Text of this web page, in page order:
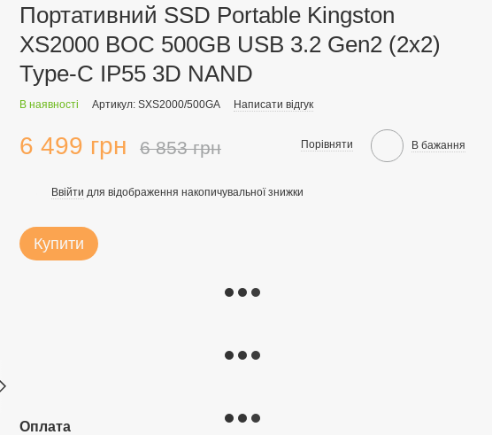
Портативний SSD Portable Kingston
XS2000 BOC 500GB USB 3.2 Gen2 (2x2)
Type-C IP55 3D NAND
В наявності Артикул: SXS2000/500GA Написати відгук
6 499 грн 6 853 грн Порівняти В бажання
Ввійти для відображення накопичувальної знижки
Купити
Оплата